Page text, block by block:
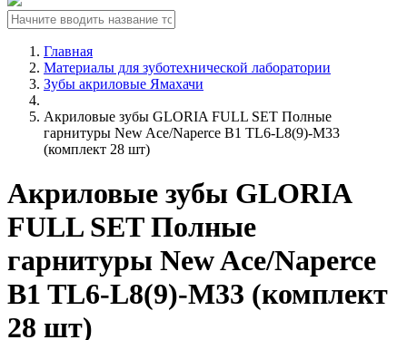
Главная
Материалы для зуботехнической лаборатории
Зубы акриловые Ямахачи
Акриловые зубы GLORIA FULL SET Полные
гарнитуры New Ace/Naperce B1 TL6-L8(9)-M33
(комплект 28 шт)
Акриловые зубы GLORIA
FULL SET Полные
гарнитуры New Ace/Naperce
B1 TL6-L8(9)-M33 (комплект
28 шт)